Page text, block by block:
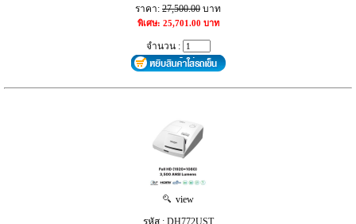
ราคา: 27,500.00 บาท
พิเศษ: 25,701.00 บาท
จำนวน :
view
รหัส : DH772UST